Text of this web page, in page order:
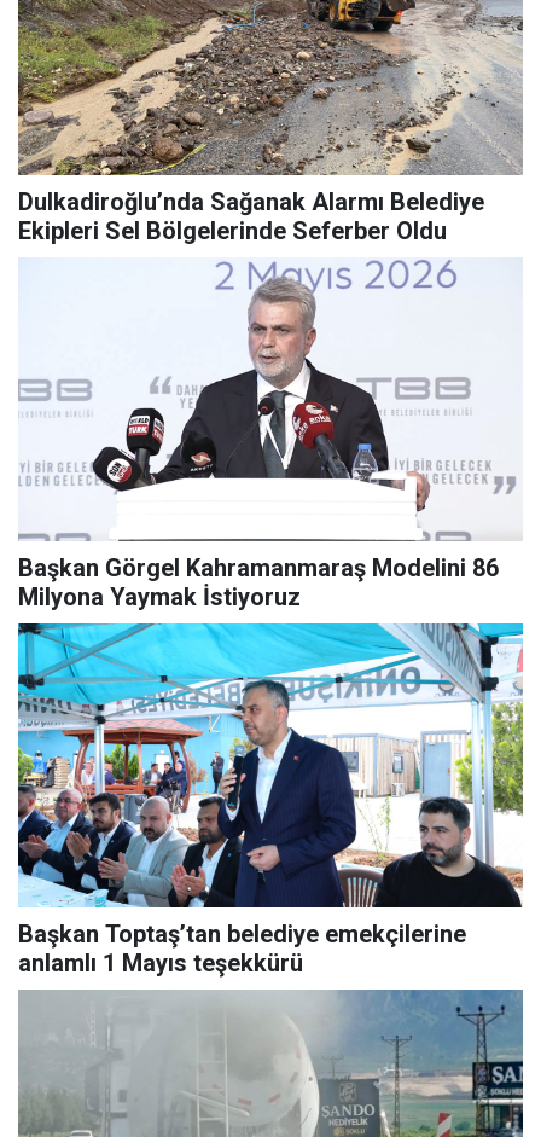
Dulkadiroğlu’nda Sağanak Alarmı Belediye
Ekipleri Sel Bölgelerinde Seferber Oldu
Başkan Görgel Kahramanmaraş Modelini 86
Milyona Yaymak İstiyoruz
Başkan Toptaş’tan belediye emekçilerine
anlamlı 1 Mayıs teşekkürü